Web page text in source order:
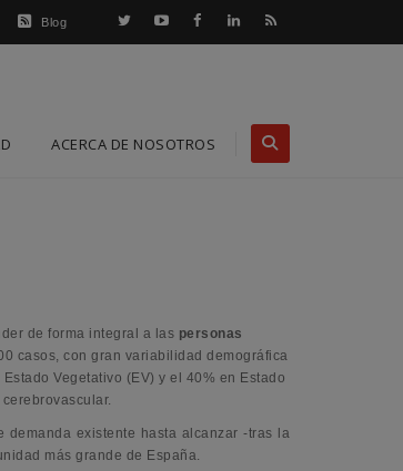
Blog
ACERCA DE NOSOTROS
de forma integral a las personas
casos, con gran variabilidad demográfica
Vegetativo (EV) y el 40% en Estado
existente hasta alcanzar -tras la
más grande de España.